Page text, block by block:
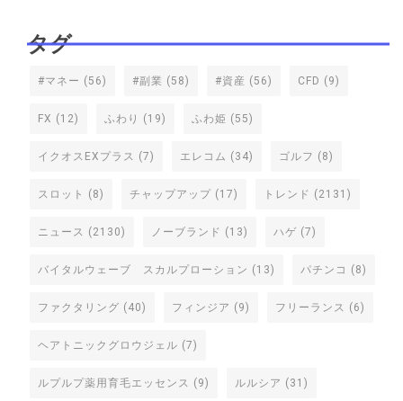
タグ
#マネー (56) #副業 (58) #資産 (56) CFD (9)
FX (12) ふわり (19) ふわ姫 (55)
イクオスEXプラス (7) エレコム (34) ゴルフ (8)
スロット (8) チャップアップ (17) トレンド (2131)
ニュース (2130) ノーブランド (13) ハゲ (7)
バイタルウェーブ スカルプローション (13) パチンコ (8)
ファクタリング (40) フィンジア (9) フリーランス (6)
ヘアトニックグロウジェル (7)
ルプルプ薬用育毛エッセンス (9) ルルシア (31)